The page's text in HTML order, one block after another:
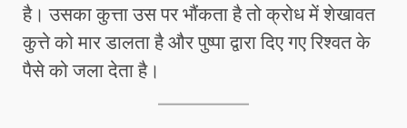
है। उसका कुत्ता उस पर भौंकता है तो क्रोध में शेखावत
कुत्ते को मार डालता है और पुष्पा द्वारा दिए गए रिश्वत के
पैसे को जला देता है।